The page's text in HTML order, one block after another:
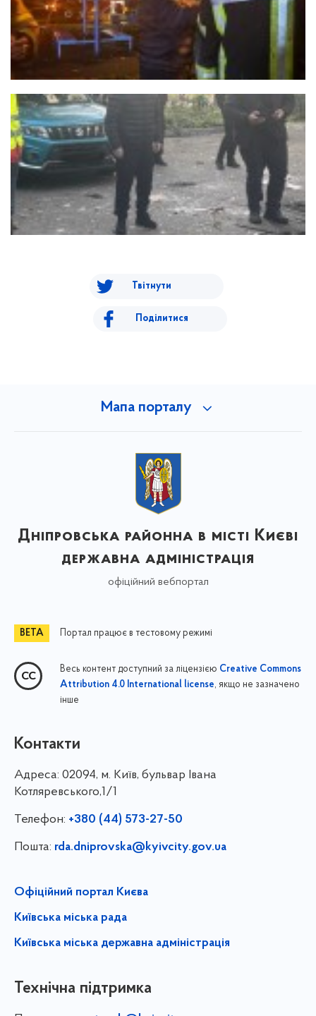
Твітнути
Поділитися
Мапа порталу
Дніпровська районна в місті Києві
державна адміністрація
офіційний вебпортал
Портал працює в тестовому режимі
Весь контент доступний за ліцензією Creative Commons
Attribution 4.0 International license, якщо не зазначено
інше
Контакти
Адреса: 02094, м. Київ, бульвар Івана
Котляревського,1/1
Телефон: +380 (44) 573-27-50
Пошта: rda.dniprovska@kyivcity.gov.ua
Офіційний портал Києва
Київська міська рада
Київська міська державна адміністрація
Технічна підтримка